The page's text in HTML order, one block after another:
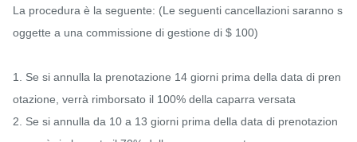
La procedura è la seguente: (Le seguenti cancellazioni saranno s
oggette a una commissione di gestione di $ 100)
1. Se si annulla la prenotazione 14 giorni prima della data di pren
otazione, verrà rimborsato il 100% della caparra versata
2. Se si annulla da 10 a 13 giorni prima della data di prenotazion